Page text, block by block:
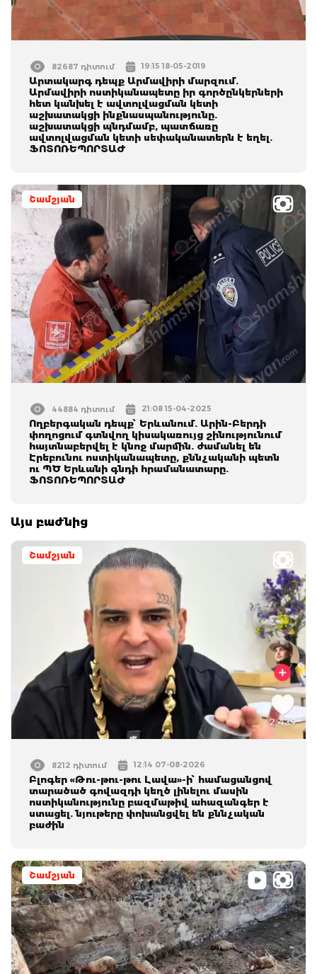
82687 դիտում 19:15 18-05-2019
Արտակարգ դեպք Արմավիրի մարզում.
Արմավիրի ոստիկանապետը իր գործընկերների
հետ կանխել է ավտոլվացման կետի
աշխատակցի ինքնասպանությունը.
աշխատակցի պնդմամբ, պատճառը
ավտոլվացման կետի սեփականատերն է եղել.
ՖՈՏՈՌԵՊՈՐՏԱԺ
Շամշյան
44884 դիտում 21:08 15-04-2025
Ողբերգական դեպք՝ Երևանում. Արին-Բերդի
փողոցում գտնվող կիսակառույց շինությունում
հայտնաբերվել է կնոջ մարմին. ժամանել են
Էրեբունու ոստիկանապետը, քննչականի պետն
ու ՊԾ Երևանի գնդի հրամանատարը.
ՖՈՏՈՌԵՊՈՐՏԱԺ
Այս բաժնից
Շամշյան
8212 դիտում 12:14 07-08-2026
Բլոգեր «Թու-թու-թու Լավա»-ի՝ համացանցով
տարածած գովազդի կեղծ լինելու մասին
ոստիկանությունը բազմաթիվ ահազանգեր է
ստացել. նյութերը փոխանցվել են քննչական
բաժին
Շամշյան